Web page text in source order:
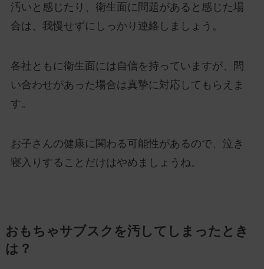
汚いと感じたり、衛生面に問題があると感じた場
合は、我慢せずにしっかり連絡しましょう。
各社ともに衛生面には自信を持っていますが、問
い合わせがあった場合は真摯に対応してもらえま
す。
お子さんの健康に関わる可能性があるので、泣き
寝入りすることだけはやめましょうね。
おもちゃサブスクを汚してしまったとき
は？